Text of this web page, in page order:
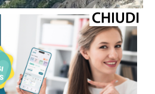
Arrighi sulle